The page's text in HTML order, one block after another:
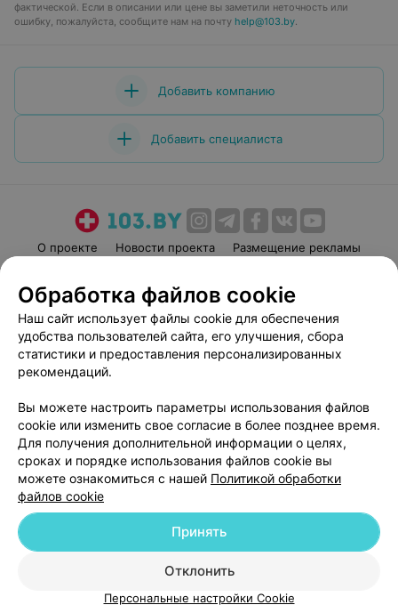
фактической. Если в описании или цене вы заметили неточность или
ошибку, пожалуйста, сообщите нам на почту help@103.by.
Добавить компанию
Добавить специалиста
О проекте Новости проекта
Размещение рекламы
Пользовательское соглашение
Способы оплаты
Вакансии
Партнеры
Написать руководителю 103.by
Обработка персональных данных
© 2026 ООО «Артокс Лаб», УНП 191700409
| 220012, Республика Беларусь,
г. Минск, улица Толбухина, 2, пом. 16 | help@103.by
Служба поддержки +375 291212755
Обработка файлов cookie
Наш сайт использует файлы cookie для обеспечения
удобства пользователей сайта, его улучшения, сбора
статистики и предоставления персонализированных
рекомендаций.
Вы можете настроить параметры использования файлов
cookie или изменить свое согласие в более позднее время.
Для получения дополнительной информации о целях,
сроках и порядке использования файлов cookie вы
можете ознакомиться с нашей Политикой обработки
файлов cookie
Отклонить
Принять
Персональные настройки Cookie